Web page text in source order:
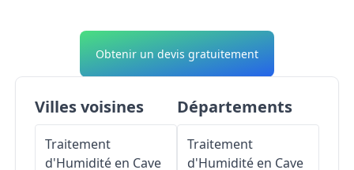
Obtenir un devis gratuitement
Villes voisines
Traitement
d'Humidité en Cave
Départements
Traitement
d'Humidité en Cave